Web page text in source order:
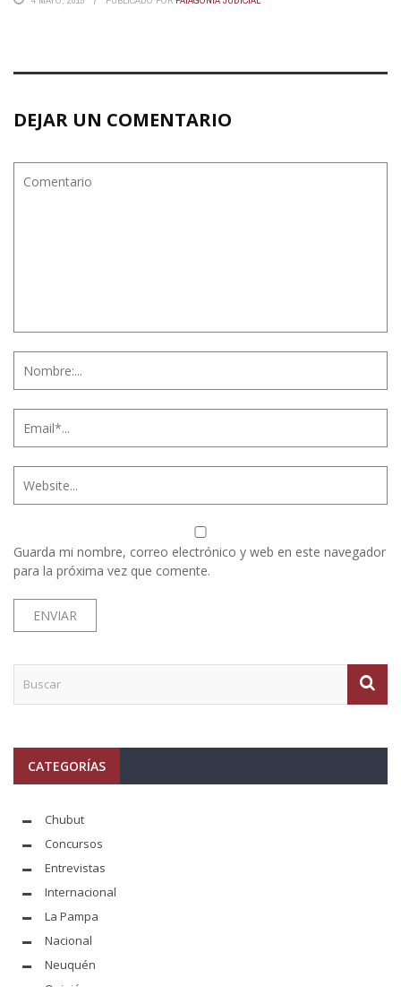
DEJAR UN COMENTARIO
Guarda mi nombre, correo electrónico y web en este navegador
para la próxima vez que comente.
CATEGORÍAS
Chubut
Concursos
Entrevistas
Internacional
La Pampa
Nacional
Neuquén